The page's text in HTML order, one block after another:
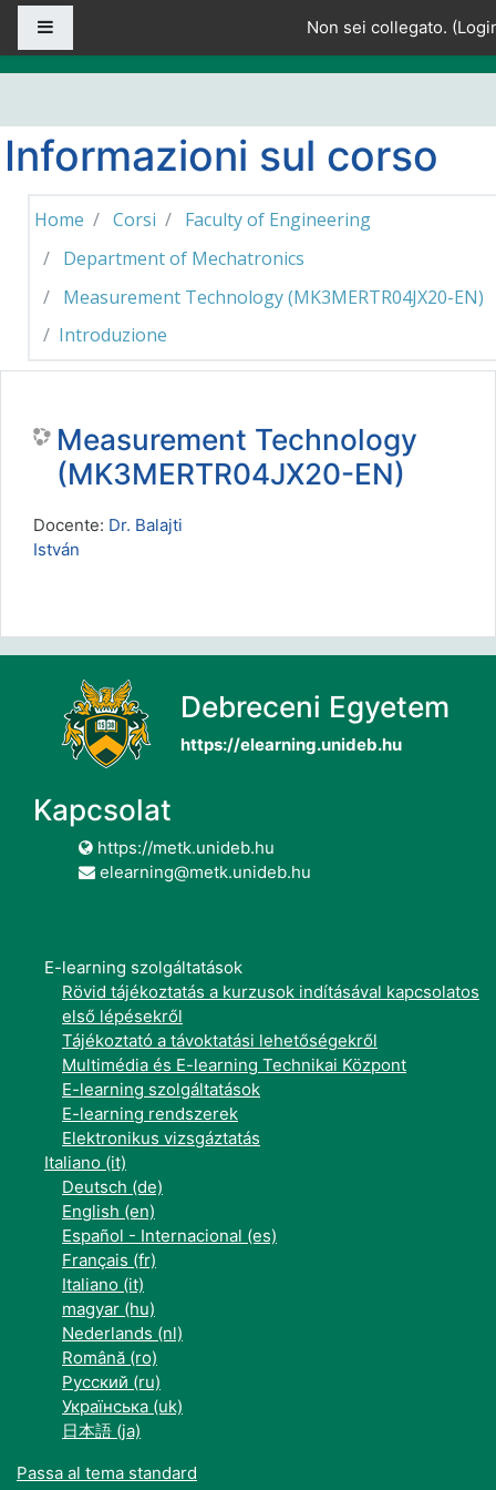
Vai al contenuto principale
Non sei collegato. (
Informazioni sul corso
Home Corsi
Faculty of Engineering
Department of Mechatronics
Measurement Technology (MK3MERTR04JX20-EN)
Introduzione
Measurement Technology
(MK3MERTR04JX20-EN)
Docente: Dr. Balajti
István
Debreceni Egyetem
https://elearning.unideb.hu
Kapcsolat
https://metk.unideb.hu
elearning@metk.unideb.hu
E-learning szolgáltatások
Rövid tájékoztatás a kurzusok indításával kapcsolatos
első lépésekről
Tájékoztató a távoktatási lehetőségekről
Multimédia és E-learning Technikai Központ
E-learning szolgáltatások
E-learning rendszerek
Elektronikus vizsgáztatás
Italiano ‎(it)‎
Deutsch ‎(de)‎
English ‎(en)‎
Español - Internacional ‎(es)‎
Français ‎(fr)‎
Italiano ‎(it)‎
magyar ‎(hu)‎
Nederlands ‎(nl)‎
Română ‎(ro)‎
Русский ‎(ru)‎
Українська ‎(uk)‎
日本語 ‎(ja)‎
Passa al tema standard